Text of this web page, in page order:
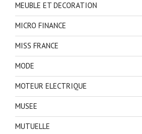
MEUBLE ET DECORATION
MICRO FINANCE
MISS FRANCE
MODE
MOTEUR ELECTRIQUE
MUSEE
MUTUELLE